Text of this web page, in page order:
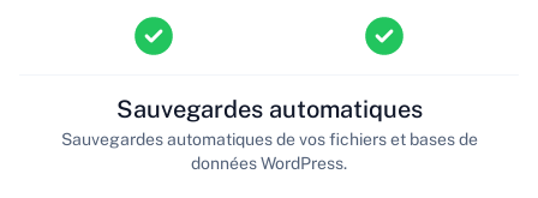
Sauvegardes automatiques
Sauvegardes automatiques de vos fichiers et bases de
données WordPress.